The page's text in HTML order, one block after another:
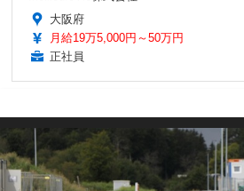
大阪府
月給19万5,000円～50万円
正社員